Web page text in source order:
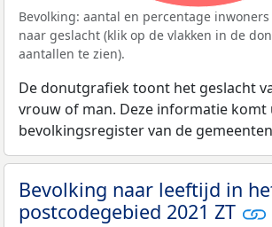
Bevolking: aantal en percentage
naar geslacht (klik op de vlakken in de
aantallen te zien).
De donutgrafiek toont het geslacht
vrouw of man. Deze informatie komt
bevolkingsregister van de
Bevolking naar leeftijd in
postcodegebied 2021 ZT